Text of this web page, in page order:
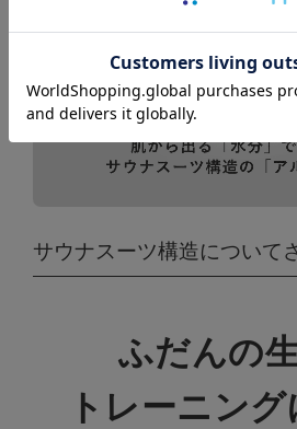
サウナスーツ構造について
よって身体から出る熱を輻射（
する水分で通電する仕組みの
く、すぐ始められます。
ふだんの
トレーニング